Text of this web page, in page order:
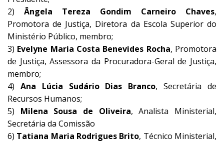
2) Ângela Tereza Gondim Carneiro Chaves,
Promotora de Justiça, Diretora da Escola Superior do
Ministério Público, membro;
3) Evelyne Maria Costa Benevides Rocha, Promotora
de Justiça, Assessora da Procuradora-Geral de Justiça,
membro;
4) Ana Lúcia Sudário Dias Branco, Secretária de
Recursos Humanos;
5) Milena Sousa de Oliveira, Analista Ministerial,
Secretária da Comissão
6) Tatiana Maria Rodrigues Brito, Técnico Ministerial,